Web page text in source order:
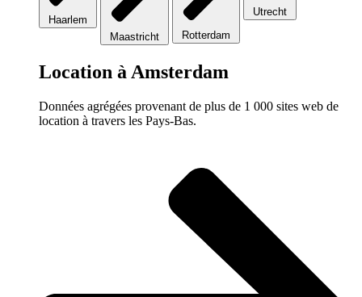
Haarlem
Maastricht
Rotterdam
Utrecht
Location à Amsterdam
Données agrégées provenant de plus de 1 000 sites web de
location à travers les Pays-Bas.